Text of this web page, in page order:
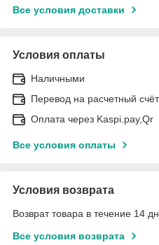
Все условия доставки
Условия оплаты
Наличными
Перевод на расчетный
Оплата через Kaspi.pay,Qr
Все условия оплаты
Условия возврата
Возврат товара в течение 14
Все условия возврата